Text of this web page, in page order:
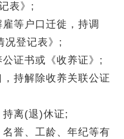
表》;
等户口迁徙，持调
况登记表》;
证书或《收养证》;
持解除收养关联公证
离(退)休证;
誉、工龄、年纪等有